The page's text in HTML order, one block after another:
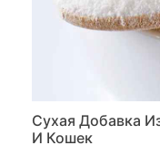
Сухая Добавка
И Кошек